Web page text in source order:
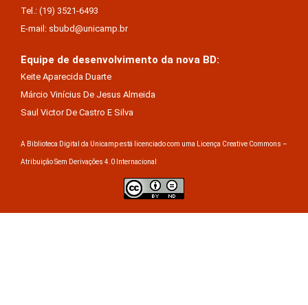
Tel.: (19) 3521-6493
E-mail: sbubd@unicamp.br
Equipe de desenvolvimento da nova BD:
Keite Aparecida Duarte
Márcio Vinícius De Jesus Almeida
Saul Victor De Castro E Silva
A Biblioteca Digital da Unicamp está licenciado com uma Licença Creative Commons –
Atribuição Sem Derivações 4.0 Internacional